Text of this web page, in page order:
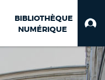
BIBLIOTHÈQUE
NUMÉRIQUE